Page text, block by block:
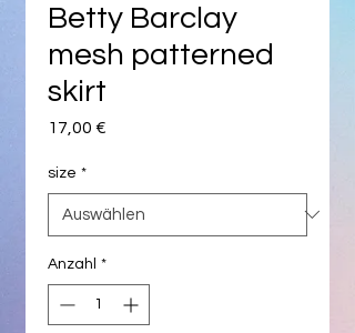
Betty Barclay
mesh patterned
skirt
17,00 €
size *
Anzahl *